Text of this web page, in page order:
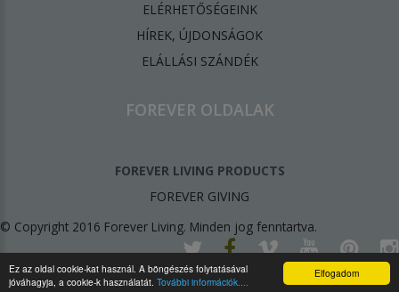
Elfogadom
Ez az oldal cookie-kat használ. A böngészés folytatásával
jóváhagyja, a cookie-k használatát. További információk....
ELÉRHETŐSÉGEINK
HÍREK, ÚJDONSÁGOK
ELÁLLÁSI SZÁNDÉK
FOREVER OLDALAK
FOREVER LIVING PRODUCTS
FOREVER GIVING
© Copyright 2016 Forever Living. Minden jog fenntartva.